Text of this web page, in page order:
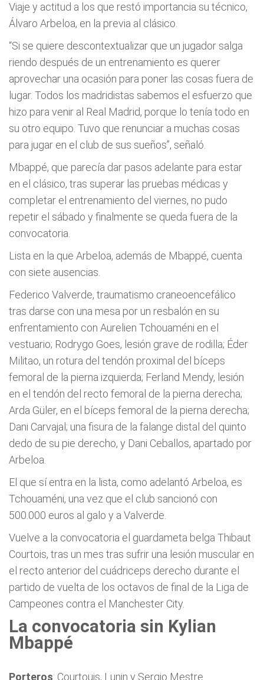
Viaje y actitud a los que restó importancia su técnico,
Álvaro Arbeloa, en la previa al clásico.
“Si se quiere descontextualizar que un jugador salga
riendo después de un entrenamiento es querer
aprovechar una ocasión para poner las cosas fuera de
lugar. Todos los madridistas sabemos el esfuerzo que
hizo para venir al Real Madrid, porque lo tenía todo en
su otro equipo. Tuvo que renunciar a muchas cosas
para jugar en el club de sus sueños”, señaló.
Mbappé, que parecía dar pasos adelante para estar
en el clásico, tras superar las pruebas médicas y
completar el entrenamiento del viernes, no pudo
repetir el sábado y finalmente se queda fuera de la
convocatoria.
Lista en la que Arbeloa, además de Mbappé, cuenta
con siete ausencias.
Federico Valverde, traumatismo craneoencefálico
tras darse con una mesa por un resbalón en su
enfrentamiento con Aurelien Tchouaméni en el
vestuario; Rodrygo Goes, lesión grave de rodilla; Éder
Militao, un rotura del tendón proximal del bíceps
femoral de la pierna izquierda; Ferland Mendy, lesión
en el tendón del recto femoral de la pierna derecha;
Arda Güler, en el bíceps femoral de la pierna derecha;
Dani Carvajal; una fisura de la falange distal del quinto
dedo de su pie derecho, y Dani Ceballos, apartado por
Arbeloa.
El que sí entra en la lista, como adelantó Arbeloa, es
Tchouaméni, una vez que el club sancionó con
500.000 euros al galo y a Valverde.
Vuelve a la convocatoria el guardameta belga Thibaut
Courtois, tras un mes tras sufrir una lesión muscular en
el recto anterior del cuádriceps derecho durante el
partido de vuelta de los octavos de final de la Liga de
Campeones contra el Manchester City.
La convocatoria sin Kylian
Mbappé
Porteros: Courtouis, Lunin y Sergio Mestre.